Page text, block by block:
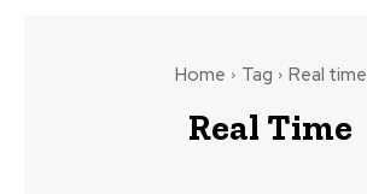
Home Tag Real time
Real Time